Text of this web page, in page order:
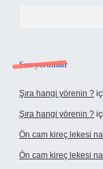
Son yorumlar
Şıra hangi yörenin ?
Şıra hangi yörenin ?
Ön cam kireç lekesi
Ön cam kireç lekesi